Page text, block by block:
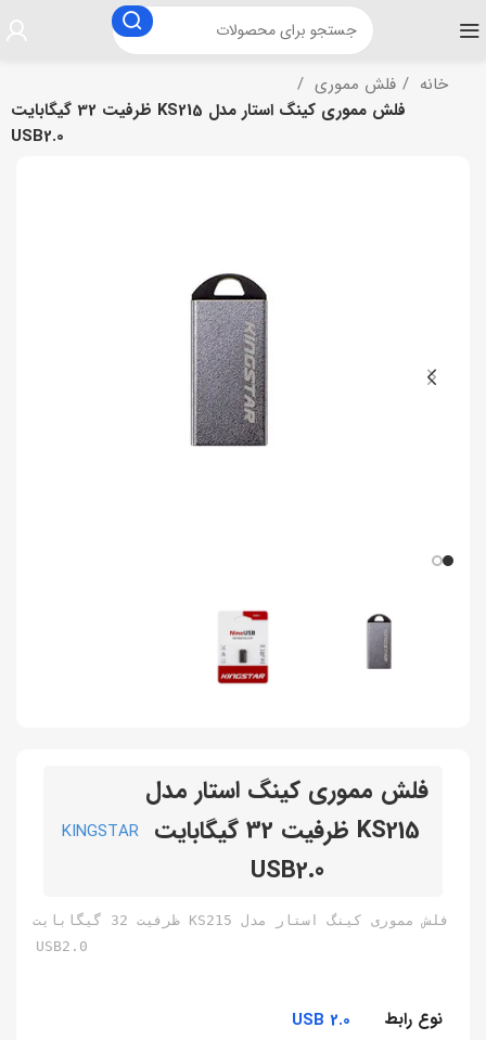
خانه
فلش مموری
فلش مموری کینگ استار مدل KS215 ظرفیت 32 گیگابایت
USB2.0
KINGSTAR
فلش مموری کینگ استار مدل
KS215 ظرفیت 32 گیگابایت
USB2.0
فلش مموری کینگ استار مدل KS215 ظرفیت 32 گیگابایت
USB2.0
نوع رابط USB 2.0